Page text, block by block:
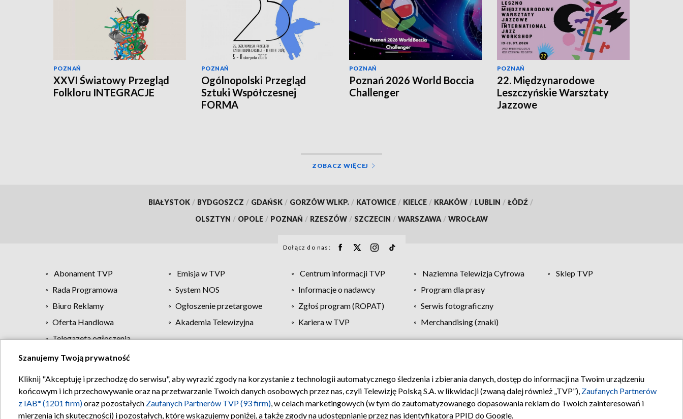
POZNAŃ
XXVI Światowy Przegląd
Folkloru INTEGRACJE
POZNAŃ
Ogólnopolski Przegląd
Sztuki Współczesnej
FORMA
POZNAŃ
Poznań 2026 World Boccia
Challenger
POZNAŃ
22. Międzynarodowe
Leszczyńskie Warsztaty
Jazzowe
ZOBACZ WIĘCEJ
BIAŁYSTOK / BYDGOSZCZ / GDAŃSK / GORZÓW WLKP. / KATOWICE / KIELCE / KRAKÓW / LUBLIN / ŁÓDŹ /
OLSZTYN / OPOLE / POZNAŃ / RZESZÓW / SZCZECIN / WARSZAWA / WROCŁAW
Dołącz do nas:
Abonament TVP Emisja w TVP Centrum informacji TVP Naziemna Telewizja Cyfrowa
Sklep TVP
Rada Programowa
System NOS Informacje o nadawcy
Program dla prasy
Biuro Reklamy
Ogłoszenie przetargowe Zgłoś program (ROPAT)
Serwis fotograficzny
Oferta Handlowa
Akademia Telewizyjna Kariera w TVP
Merchandising (znaki)
Telegazeta ogłoszenia
Regulamin TVP Polityka prywatności Moje zgody Pomoc Biuro reklamy Kontakt
Szanujemy Twoją prywatność
Kliknij "Akceptuję i przechodzę do serwisu", aby wyrazić zgody na korzystanie z technologii automatycznego śledzenia i zbierania danych, dostęp do informacji na Twoim urządzeniu
końcowym i ich przechowywanie oraz na przetwarzanie Twoich danych osobowych przez nas, czyli Telewizję Polską S.A. w likwidacji (zwaną dalej również „TVP”), Zaufanych Partnerów
z IAB* (1201 firm)oraz pozostałych Zaufanych Partnerów TVP (93 firm), w celach marketingowych (w tym do zautomatyzowanego dopasowania reklam do Twoich zainteresowań i
mierzenia ich skuteczności) i pozostałych, które wskazujemy poniżej, a także zgody na udostępnianie przez nas identyfikatora PPID do Google.